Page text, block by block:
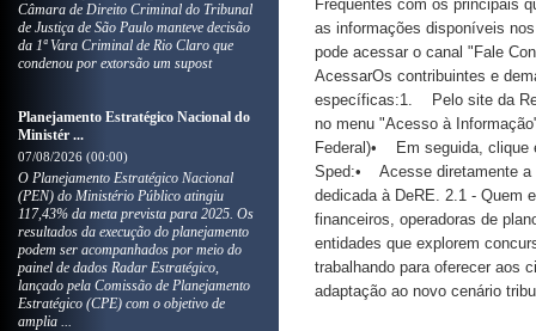
Câmara de Direito Criminal do Tribunal
de Justiça de São Paulo manteve decisão
da 1ª Vara Criminal de Rio Claro que
condenou por extorsão um supost
Planejamento Estratégico Nacional do
Ministér ...
07/08/2026 (00:00)
O Planejamento Estratégico Nacional
(PEN) do Ministério Público atingiu
117,43% da meta prevista para 2025. Os
resultados da execução do planejamento
podem ser acompanhados por meio do
painel de dados Radar Estratégico,
lançado pela Comissão de Planejamento
Estratégico (CPE) com o objetivo de
amplia ...
Frequentes com os principais
as informações disponíveis
pode acessar o canal "Fale
AcessarOs contribuintes e
específicas:1. Pelo site da
no menu "Acesso à
Federal)• Em seguida,
Sped:• Acesse diretamente a
dedicada à DeRE. 2.1 - Quem
financeiros, operadoras de
entidades que explorem
trabalhando para oferecer aos
adaptação ao novo cenário